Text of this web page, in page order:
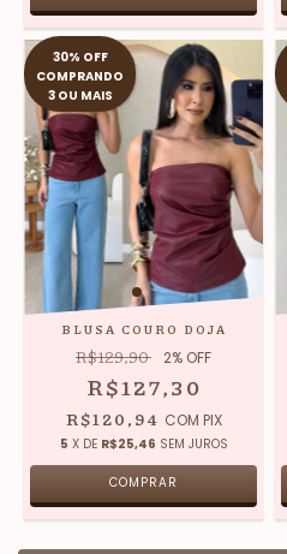
30% OFF
COMPRANDO
3 OU MAIS
BLUSA COURO DOJA
R$129,90 2% OFF
R$127,30
R$120,94 COM PIX
5 X DE R$25,46 SEM JUROS
COMPRAR